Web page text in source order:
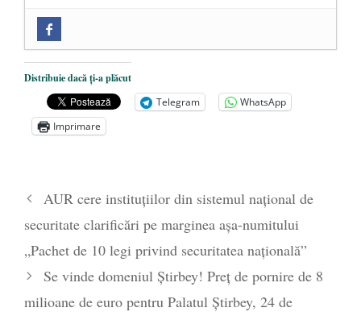
Mănăstirea „Sfânta Ana” Rohia. Părintele
Nicolae Steinhardt, comemorat la 102 ani
de la naștere - 29 iulie 2024
„Carnea cultivată” în laborator, tot mai
Părintele mărturisitor Constantin
Voicescu, pomenit, duminică, la
Mănăstirea Cernica
- 27 iulie 2024
Distribuie dacă ți-a plăcut
Telegram
WhatsApp
Imprimare
AUR cere instituțiilor din sistemul național de
securitate clarificări pe marginea așa-numitului
„Pachet de 10 legi privind securitatea națională”
Se vinde domeniul Știrbey! Preț de pornire de 8
milioane de euro pentru Palatul Știrbey, 24 de